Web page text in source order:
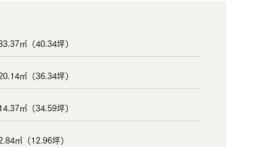
㎡（40.34坪）
㎡（36.34坪）
㎡（34.59坪）
㎡（12.96坪）